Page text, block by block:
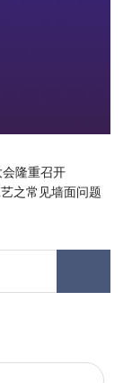
隆重召开
之常见墙面问题